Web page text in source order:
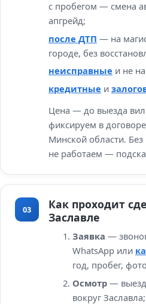
с пробегом — смена
апгрейд;
после ДТП — на
городе, без
неисправные и не
кредитные и
Цена — до выезда
фиксируем в
Минской области.
не работаем —
03
Как проходит
Заславле
Заявка —
WhatsApp или
год, пробег,
Осмотр — выезд
вокруг